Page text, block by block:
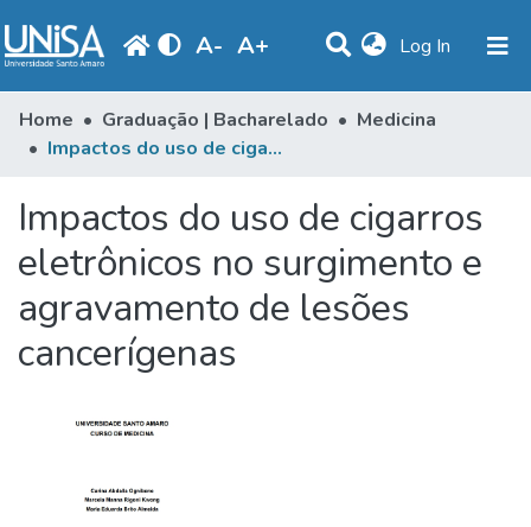
A- A+ Log In (current)
Communities & Collections
Statistics
Browse
Produção Docente
Library
Periodicals
Home Graduação | Bacharelado
Medicina
Impactos do uso de cigarros eletrônicos no surgimento e agravamento de lesões cancerígenas
Impactos do uso de cigarros
eletrônicos no surgimento e
agravamento de lesões
cancerígenas